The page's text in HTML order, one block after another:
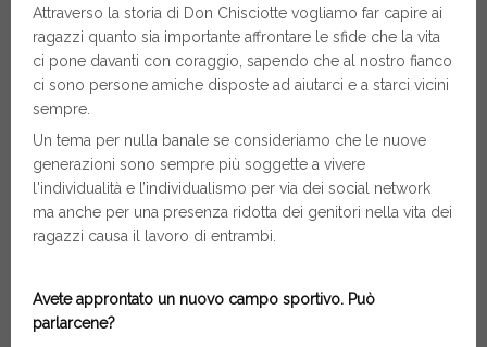
Attraverso la storia di Don Chisciotte vogliamo far capire ai
ragazzi quanto sia importante affrontare le sfide che la vita
ci pone davanti con coraggio, sapendo che al nostro fianco
ci sono persone amiche disposte ad aiutarci e a starci vicini
sempre.
Un tema per nulla banale se consideriamo che le nuove
generazioni sono sempre più soggette a vivere
l'individualità e l’individualismo per via dei social network
ma anche per una presenza ridotta dei genitori nella vita dei
ragazzi causa il lavoro di entrambi.
Avete approntato un nuovo campo sportivo. Può
parlarcene?